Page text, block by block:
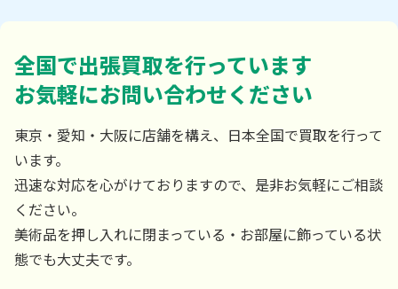
全国で出張買取を行っています
お気軽にお問い合わせください
東京・愛知・大阪に店舗を構え、日本全国で買取を行って
います。
迅速な対応を心がけておりますので、是非お気軽にご相談
ください。
美術品を押し入れに閉まっている・お部屋に飾っている状
態でも大丈夫です。